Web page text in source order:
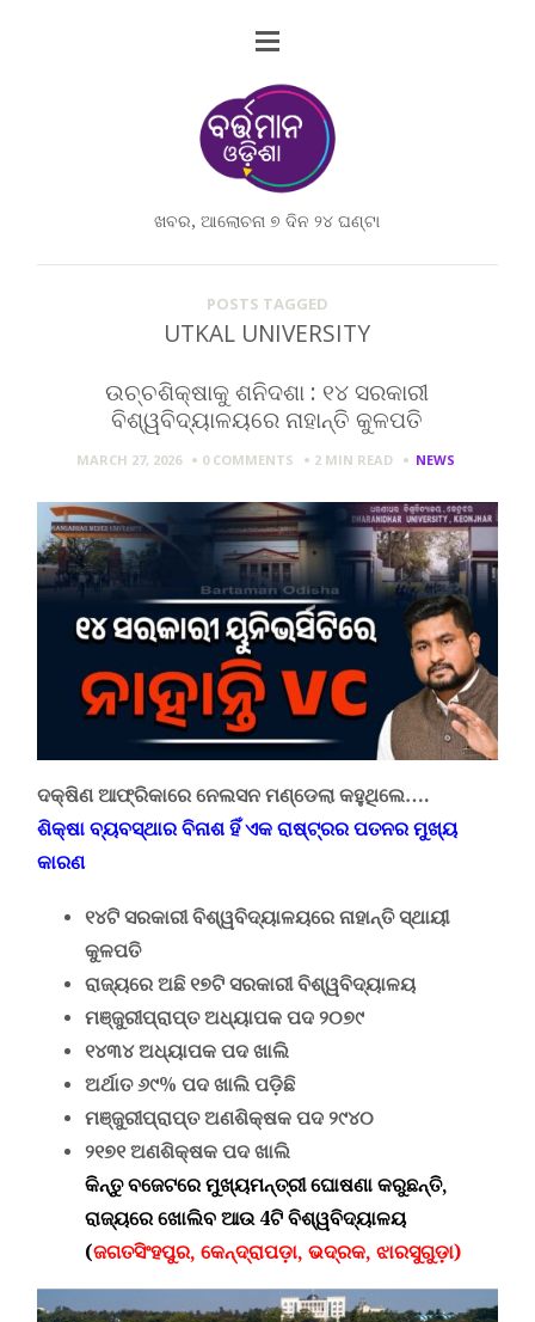
ଖବର, ଆଲୋଚନା ୭ ଦିନ ୨୪ ଘଣ୍ଟା
POSTS TAGGED
UTKAL UNIVERSITY
ଉଚ୍ଚଶିକ୍ଷାକୁ ଶନିଦଶା : ୧୪ ସରକାରୀ
ବିଶ୍ୱବିଦ୍ୟାଳୟରେ ନାହାନ୍ତି କୁଳପତି
MARCH 27, 2026 0 COMMENTS 2 MIN READ NEWS
ଦକ୍ଷିଣ ଆଫ୍ରିକାରେ ନେଲସନ ମଣ୍ଡେଲାକହୁଥିଲେ….
ଶିକ୍ଷା ବ୍ୟବସ୍ଥାର ବିନାଶ ହିଁଏକ ରାଷ୍ଟ୍ରର ପତନର ମୁଖ୍ୟ
କାରଣ
୧୪ଟି ସରକାରୀ ବିଶ୍ୱବିଦ୍ୟାଳୟରେ ନାହାନ୍ତି ସ୍ଥାୟୀ
କୁଳପତି
ରାଜ୍ୟରେ ଅଛି ୧୭ଟି ସରକାରୀ ବିଶ୍ୱବିଦ୍ୟାଳୟ
ମଞ୍ଜୁରୀପ୍ରାପ୍ତ ଅଧ୍ୟାପକ ପଦ ୨୦୭୯
୧୪୩୪ ଅଧ୍ୟାପକ ପଦ ଖାଲି
ଅର୍ଥାତ ୬୯% ପଦ ଖାଲି ପଡ଼ିଛି
ମଞ୍ଜୁରୀପ୍ରାପ୍ତ ଅଣଶିକ୍ଷକ ପଦ ୨୯୪୦
୨୧୭୧ ଅଣଶିକ୍ଷକ ପଦ ଖାଲି
କିନ୍ତୁ ବଜେଟରେ ମୁଖ୍ୟମନ୍ତ୍ରୀ ଘୋଷଣା କରୁଛନ୍ତି,
ରାଜ୍ୟରେ ଖୋଲିବ ଆଉ 4ଟି ବିଶ୍ୱବିଦ୍ୟାଳୟ
(ଜଗତସିଂହପୁର, କେନ୍ଦ୍ରାପଡ଼ା, ଭଦ୍ରକ, ଝାରସୁଗୁଡ଼ା)